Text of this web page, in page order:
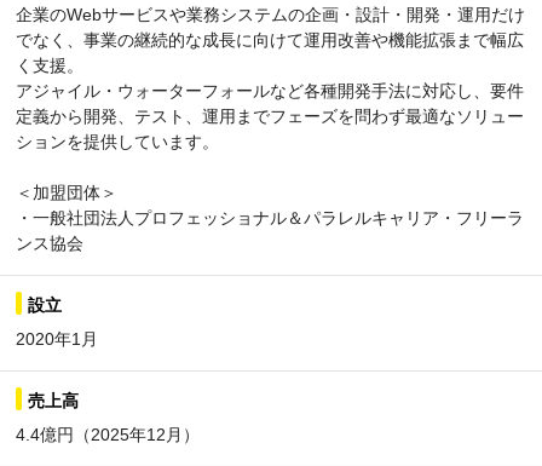
企業のWebサービスや業務システムの企画・設計・開発・運用だけ
でなく、事業の継続的な成長に向けて運用改善や機能拡張まで幅広
く支援。
アジャイル・ウォーターフォールなど各種開発手法に対応し、要件
定義から開発、テスト、運用までフェーズを問わず最適なソリュー
ションを提供しています。
＜加盟団体＞
・一般社団法人プロフェッショナル＆パラレルキャリア・フリーラ
ンス協会
設立
2020年1月
売上高
4.4億円（2025年12月）